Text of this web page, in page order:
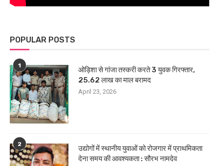
POPULAR POSTS
1
ओड़िशा से गांजा तस्करी करते 3 युवक गिरफ्तार,
25.62 लाख का माल बरामद
April 23, 2026
2
उद्योगों में स्थानीय युवाओं को रोजगार में प्राथमिकता
देना समय की आवश्यकता : सौरभ नामदेव